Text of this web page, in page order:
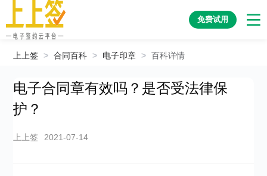
免费试用
上上签 > 合同百科 > 电子印章 > 百科详情
电子合同章有效吗？是否受法律保
护？
上上签 2021-07-14